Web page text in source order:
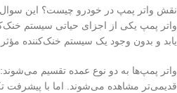
نقش واتر پمپ در خودرو چیست؟ این سوال
یابد و بدون وجود یک سیستم خنک‌کننده
واتر پمپ‌ها به دو نوع عمده تقسیم
قدیمی‌تر مشاهده می‌شوند. اما با پیشرفت